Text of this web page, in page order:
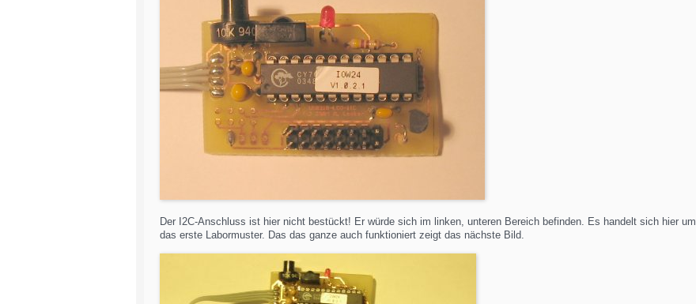
Der I2C-Anschluss ist hier nicht bestückt! Er würde sich im linken, unteren Bereich befinden. Es handelt sich hier um
das erste Labormuster. Das das ganze auch funktioniert zeigt das nächste Bild.